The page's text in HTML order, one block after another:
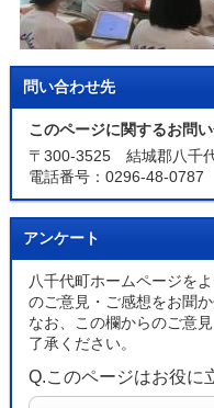
問い合わせ先
このページに関するお問
〒300-3525 結城郡八千
電話番号：0296-48-0787
アンケート
八千代町ホームページを
のご意見・ご感想をお聞か
なお、この欄からのご意
了承ください。
Q.このページはお役に